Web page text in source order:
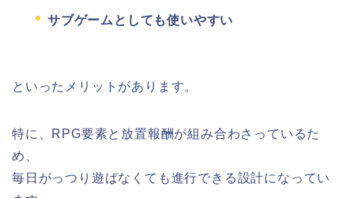
サブゲームとしても使いやすい
といったメリットがあります。
特に、RPG要素と放置報酬が組み合わさっているた
め、
毎日がっつり遊ばなくても進行できる設計になってい